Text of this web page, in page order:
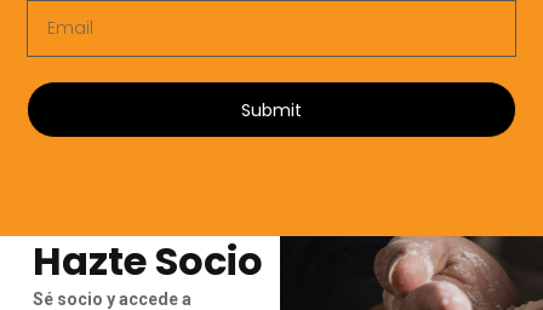
Submit
Hazte Socio
Sé socio y accede a